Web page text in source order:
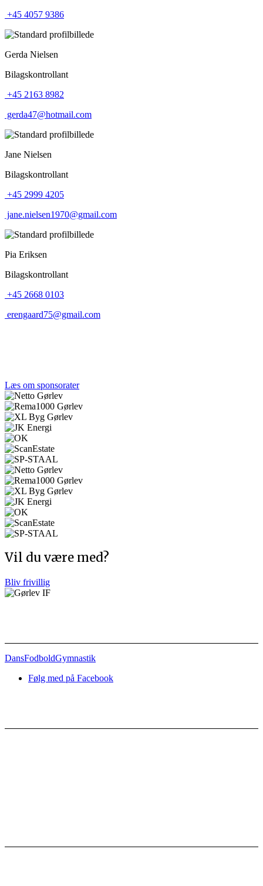
+45 4057 9386
Gerda Nielsen
Bilagskontrollant
+45 2163 8982
gerda47@hotmail.com
Jane Nielsen
Bilagskontrollant
+45 2999 4205
jane.nielsen1970@gmail.com
Pia Eriksen
Bilagskontrollant
+45 2668 0103
erengaard75@gmail.com
Læs om sponsorater
Vil du være med?
Bliv frivillig
DansFodboldGymnastik
Følg med på Facebook